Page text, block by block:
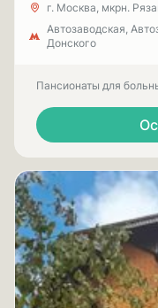
г. Москва, мкрн.
Автозаводская,
Донского
Пансионаты для